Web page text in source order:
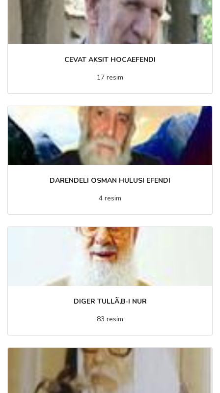
CEVAT AKSIT HOCAEFENDI
17 resim
DARENDELI OSMAN HULUSI EFENDI
4 resim
DIGER TULLÃ‚B-I NUR
83 resim